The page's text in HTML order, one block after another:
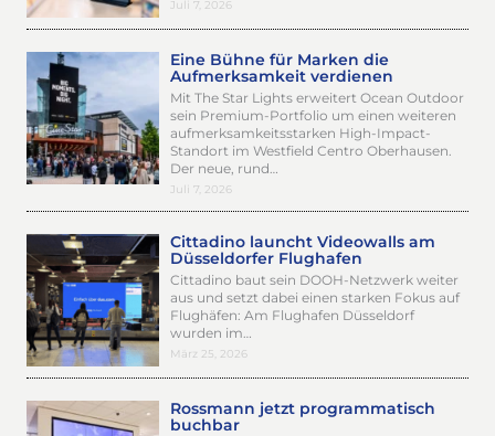
Juli 7, 2026
Eine Bühne für Marken die
Aufmerksamkeit verdienen
Mit The Star Lights erweitert Ocean Outdoor
sein Premium-Portfolio um einen weiteren
aufmerksamkeitsstarken High-Impact-
Standort im Westfield Centro Oberhausen.
Der neue, rund…
Juli 7, 2026
Cittadino launcht Videowalls am
Düsseldorfer Flughafen
Cittadino baut sein DOOH-Netzwerk weiter
aus und setzt dabei einen starken Fokus auf
Flughäfen: Am Flughafen Düsseldorf
wurden im…
März 25, 2026
Rossmann jetzt programmatisch
buchbar